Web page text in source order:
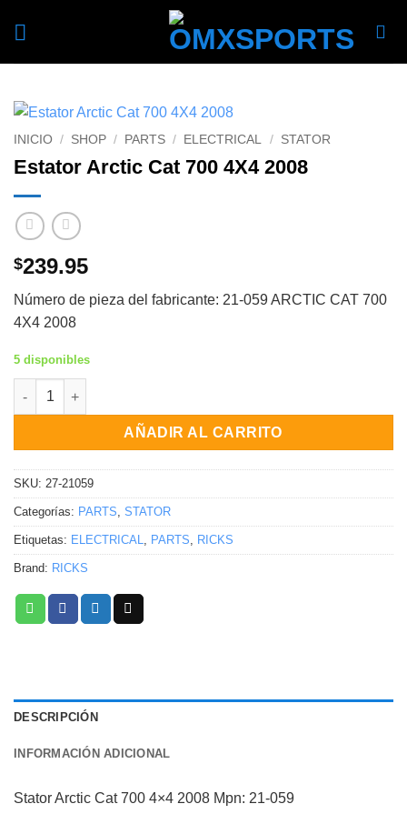
INICIO / SHOP / PARTS / ELECTRICAL / STATOR
Estator Arctic Cat 700 4X4 2008
$239.95
Número de pieza del fabricante: 21-059 ARCTIC CAT 700
4X4 2008
5 disponibles
Estator Arctic Cat 700 4X4 2008 cantidad
AÑADIR AL CARRITO
SKU: 27-21059
Categorías: PARTS, STATOR
Etiquetas: ELECTRICAL, PARTS, RICKS
Brand: RICKS
DESCRIPCIÓN
INFORMACIÓN ADICIONAL
Stator Arctic Cat 700 4×4 2008 Mpn: 21-059